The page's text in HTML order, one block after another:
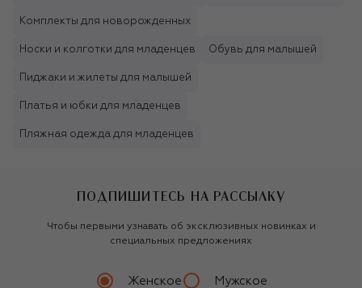
Комплекты для новорожденных
Носки и колготки для младенцев Обувь для малышей
Пиджаки и жилеты для малышей
Платья и юбки для младенцев
Пляжная одежда для младенцев
ПОДПИШИТЕСЬ НА РАССЫЛКУ
Чтобы первыми узнавать об эксклюзивных новинках и
специальных предложениях
Женское Мужское